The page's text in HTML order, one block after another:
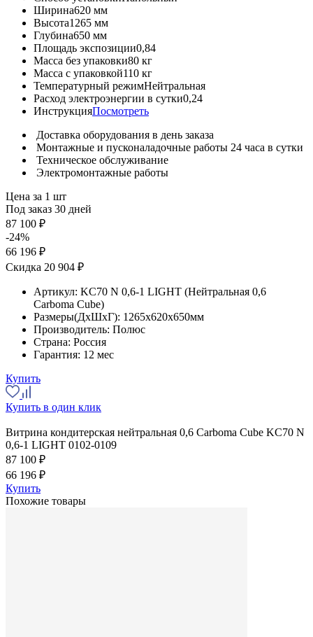
Ширина620 мм
Высота1265 мм
Глубина650 мм
Площадь экспозиции0,84
Масса без упаковки80 кг
Масса с упаковкой110 кг
Температурный режимНейтральная
Расход электроэнергии в сутки0,24
ИнструкцияПосмотреть
Доставка оборудования в день заказа
Монтажные и пусконаладочные работы 24 часа в сутки
Техническое обслуживание
Электромонтажные работы
Цена за 1 шт
Под заказ 30 дней
87 100 ₽
-24%
66 196 ₽
Скидка 20 904 ₽
Артикул: KC70 N 0,6-1 LIGHT (Нейтральная 0,6
Carboma Сube)
Размеры(ДхШхГ): 1265x620x650мм
Производитель: Полюс
Страна: Россия
Гарантия: 12 мес
Купить
Купить в один клик
Витрина кондитерская нейтральная 0,6 Carboma Cube KC70 N
0,6-1 LIGHT 0102-0109
87 100 ₽
66 196 ₽
Купить
Похожие товары